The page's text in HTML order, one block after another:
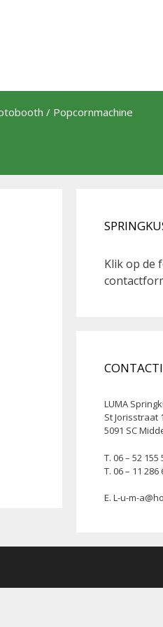
/ Popcornmachine
Klik op de
LUMA
St Jorisstraat
5091 SC
T. 06 – 52 155
T. 06 – 11 286
E. L-u-m-